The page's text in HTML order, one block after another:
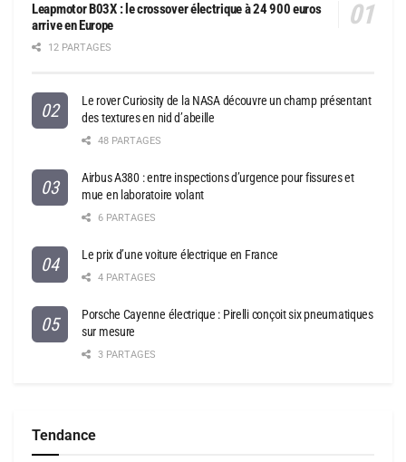
Leapmotor B03X : le crossover électrique à 24 900 euros
arrive en Europe
12 PARTAGES
Le rover Curiosity de la NASA découvre un champ présentant
des textures en nid d’abeille
48 PARTAGES
Airbus A380 : entre inspections d’urgence pour fissures et
mue en laboratoire volant
6 PARTAGES
Le prix d’une voiture électrique en France
4 PARTAGES
Porsche Cayenne électrique : Pirelli conçoit six pneumatiques
sur mesure
3 PARTAGES
Tendance